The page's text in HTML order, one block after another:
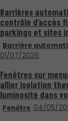
Barrière
01/07/2026
Barrières
contrôle d’accès
parkings et sites
Fenêtre 04/05/
Fenêtres sur
allier isolation
luminosité dans